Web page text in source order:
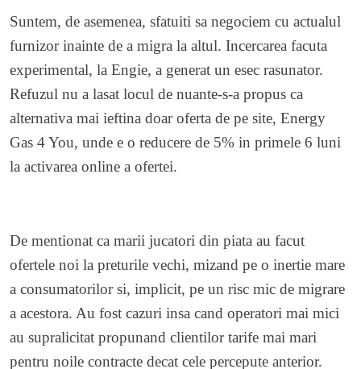
Suntem, de asemenea, sfatuiti sa negociem cu actualul
furnizor inainte de a migra la altul. Incercarea facuta
experimental, la Engie, a generat un esec rasunator.
Refuzul nu a lasat locul de nuante-s-a propus ca
alternativa mai ieftina doar oferta de pe site, Energy
Gas 4 You, unde e o reducere de 5% in primele 6 luni
la activarea online a ofertei.
De mentionat ca marii jucatori din piata au facut
ofertele noi la preturile vechi, mizand pe o inertie mare
a consumatorilor si, implicit, pe un risc mic de migrare
a acestora. Au fost cazuri insa cand operatori mai mici
au supralicitat propunand clientilor tarife mai mari
pentru noile contracte decat cele percepute anterior.